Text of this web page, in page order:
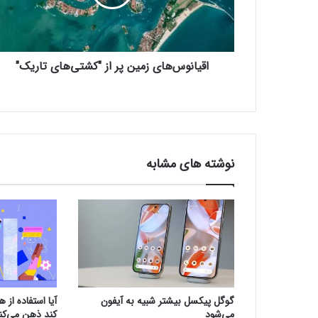
و
س‌
ا
ی
ا
ز
"
ه
ا
ی
اقیانوس‌های زمین پر از "کشتی‌های تاریک"
نوشته های مشابه
گوگل پیکسل بیشتر شبیه به آیفون
می‌شود
آیا استفاده
کند ذهن